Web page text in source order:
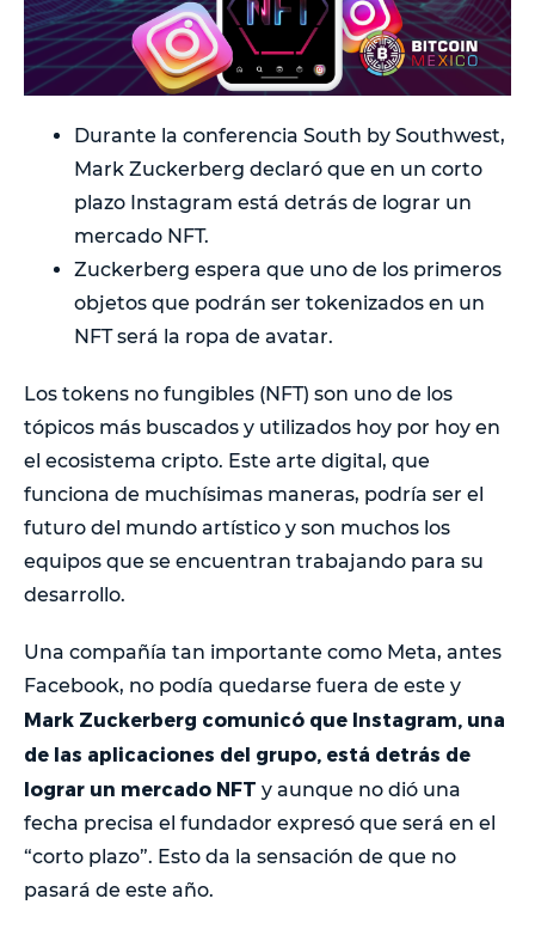
Durante la conferencia South by Southwest,
Mark Zuckerberg declaró que en un corto
plazo Instagram está detrás de lograr un
mercado NFT.
Zuckerberg espera que uno de los primeros
objetos que podrán ser tokenizados en un
NFT será la ropa de avatar.
Los tokens no fungibles (NFT) son uno de los
tópicos más buscados y utilizados hoy por hoy en
el ecosistema cripto. Este arte digital, que
funciona de muchísimas maneras, podría ser el
futuro del mundo artístico y son muchos los
equipos que se encuentran trabajando para su
desarrollo.
Una compañía tan importante como Meta, antes
Facebook, no podía quedarse fuera de este y
Mark Zuckerberg comunicó que Instagram, una
de las aplicaciones del grupo, está detrás de
lograr un mercado NFT y aunque no dió una
fecha precisa el fundador expresó que será en el
“corto plazo”. Esto da la sensación de que no
pasará de este año.